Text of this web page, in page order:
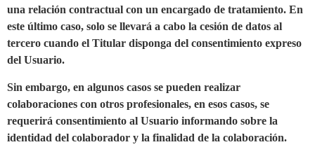
una relación contractual con un encargado de tratamiento. En
este último caso, solo se llevará a cabo la cesión de datos al
tercero cuando el Titular disponga del consentimiento expreso
del Usuario.
Sin embargo, en algunos casos se pueden realizar
colaboraciones con otros profesionales, en esos casos, se
requerirá consentimiento al Usuario informando sobre la
identidad del colaborador y la finalidad de la colaboración.